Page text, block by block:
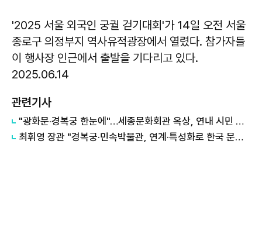
'2025 서울 외국인 궁궐 걷기대회'가 14일 오전 서울
종로구 의정부지 역사유적광장에서 열렸다. 참가자들
이 행사장 인근에서 출발을 기다리고 있다.
2025.06.14
관련기사
"광화문·경복궁 한눈에"…세종문화회관 옥상, 연내 시민 품으로
최휘영 장관 "경복궁·민속박물관, 연계·특성화로 한국 문화 열기 이어야"